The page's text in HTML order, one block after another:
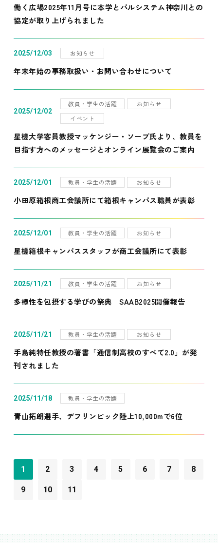
働く広場2025年11月号に本学とパルシステム神奈川との
協定が取り上げられました
2025/12/03 お知らせ
年末年始の事務取扱い・お問い合わせについて
2025/12/02
教員・学生の活躍
お知らせ
イベント
星槎大学客員教授マッケンジー・ソープ氏より、教員を
目指す方へのメッセージとオンライン展覧会のご案内
2025/12/01 教員・学生の活躍 お知らせ
小田原箱根商工会議所にて箱根キャンパス職員が表彰
2025/12/01 教員・学生の活躍 お知らせ
星槎箱根キャンパススタッフが商工会議所にて表彰
2025/11/21 教員・学生の活躍 お知らせ
多様性を包摂する学びの祭典 SAAB2025開催報告
2025/11/21 教員・学生の活躍 お知らせ
手島純特任教授の著書「通信制高校のすべて2.0」が発
刊されました
2025/11/18 教員・学生の活躍
青山拓朗選手、デフリンピック陸上10,000mで6位
1 2 3 4 5 6 7 8
9 10 11